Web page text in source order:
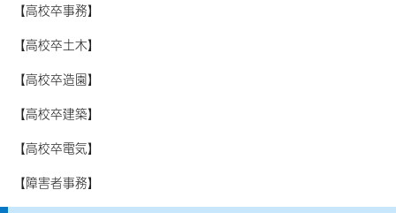
【高校卒事務】
【高校卒土木】
【高校卒造園】
【高校卒建築】
【高校卒電気】
【障害者事務】